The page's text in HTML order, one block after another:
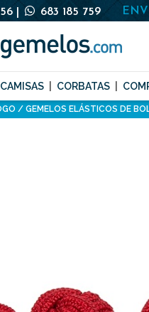
683 185 759
CORBATAS
GEMELOS ELÁSTICOS DE